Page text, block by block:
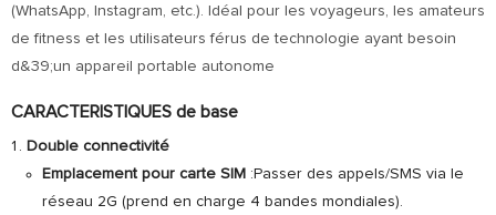
(WhatsApp, Instagram, etc.). Idéal pour les voyageurs, les amateurs
de fitness et les utilisateurs férus de technologie ayant besoin
d&39;un appareil portable autonome
CARACTERISTIQUES de base
Double connectivité
Emplacement pour carte SIM :Passer des appels/SMS via le
réseau 2G (prend en charge 4 bandes mondiales).